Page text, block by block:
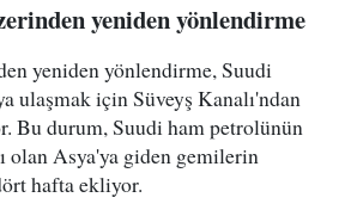
yeniden yönlendirme
yeniden yönlendirme, Suudi
ulaşmak için Süveyş Kanalı'ndan
Bu durum, Suudi ham petrolünün
olan Asya'ya giden gemilerin
hafta ekliyor.